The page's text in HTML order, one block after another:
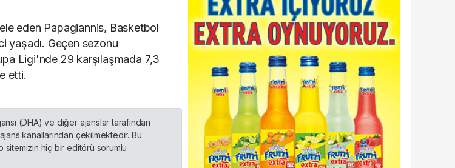
eden Papagiannis, Basketbol
yaşadı. Geçen sezonu
Ligi'nde 29 karşılaşmada 7,3
etti.
(DHA) ve diğer ajanslar tarafından
kanallarından çekilmektedir. Bu
hiç bir editörü sorumlu